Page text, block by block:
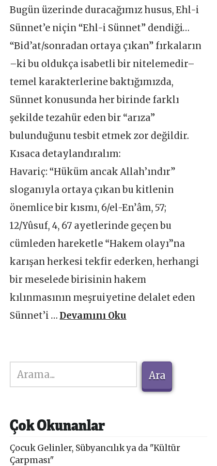
Bugün üzerinde duracağımız husus, Ehl-i
Sünnet’e niçin “Ehl-i Sünnet” dendiği…
“Bid’at/sonradan ortaya çıkan” fırkaların
–ki bu oldukça isabetli bir nitelemedir–
temel karakterlerine baktığımızda,
Sünnet konusunda her birinde farklı
şekilde tezahür eden bir “arıza”
bulunduğunu tesbit etmek zor değildir.
Kısaca detaylandıralım:
Havariç: “Hüküm ancak Allah’ındır”
sloganıyla ortaya çıkan bu kitlenin
önemlice bir kısmı, 6/el-En’âm, 57;
12/Yûsuf, 4, 67 ayetlerinde geçen bu
cümleden hareketle “Hakem olayı”na
karışan herkesi tekfir ederken, herhangi
bir meselede birisinin hakem
kılınmasının meşruiyetine delalet eden
Sünnet’i …Devamını Oku
Ara
Ara
Çok Okunanlar
Çocuk Gelinler, Sübyancılık ya da "Kültür
Çarpması"